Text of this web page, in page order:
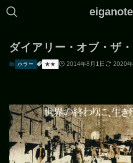
eiganote
ダイアリー・オブ・ザ
ホラー ★★ 2014年8月1日 2020